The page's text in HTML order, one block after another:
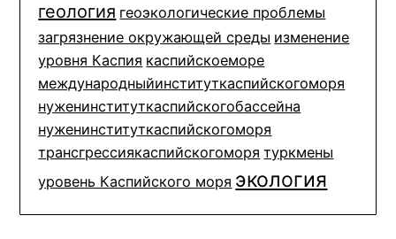
геология геоэкологические проблемы
загрязнение окружающей среды изменение
уровня Каспия каспийскоеморе
международныйинституткаспийскогоморя
нуженинституткаспийскогобассейна
нуженинституткаспийскогоморя
трансгрессиякаспийскогоморя туркмены
уровень Каспийского моря экология